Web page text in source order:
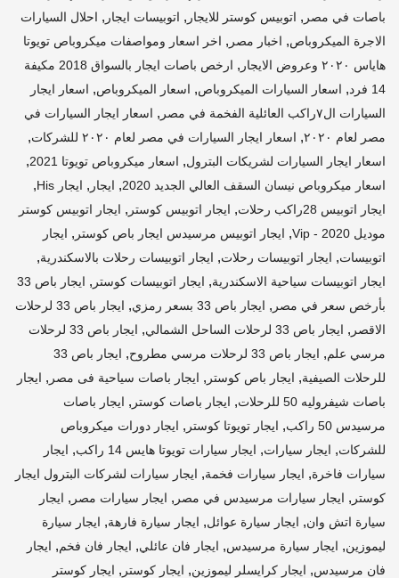
باصات في مصر , اتوبيس كوستر للايجار , اتوبيسات ايجار , احلال السيارات
الاجرة الميكروباص, اخبار مصر , اخر اسعار ومواصفات ميكروباص تويوتا
هاياس ٢٠٢٠ وعروض الايجار
,
ارخص باصات ايجار بالسواق 2018 مكيفة
14 فرد
, اسعار السيارات الميكروباص, اسعار الميكروباص, اسعار ايجار
السيارات ال٧راكب العائلية الفخمة في مصر
, اسعار ايجار السيارات في
مصر لعام ٢٠٢٠
, اسعار ايجار السيارات في مصر لعام ٢٠٢٠ للشركات ,
اسعار ايجار السيارات لشريكات البترول, اسعار ميكروباص تويوتا 2021 ,
اسعار ميكروباص نيسان السقف العالي الجديد 2020 , ايجار , ايجار His ,
ايجار اتوبيس 28راكب رحلات , ايجار اتوبيس كوستر , ايجار اتوبيس كوستر
موديل 2020 - Vip
, ايجار اتوبيس مرسيدس ايجار باص كوستر , ايجار
اتوبيسات, ايجار اتوبيسات رحلات, ايجار اتوبيسات رحلات بالاسكندرية,
ايجار اتوبيسات سياحية الاسكندرية, ايجار اتوبيسات كوستر ,
ايجار باص 33
بأرخص سعر في مصر , ايجار باص 33 بسعر رمزي ,
ايجار باص 33 لرحلات
الاقصر , ايجار باص 33 لرحلات الساحل الشمالي ,
ايجار باص 33 لرحلات
مرسي علم, ايجار باص 33 لرحلات مرسي مطروح ,
ايجار باص 33
للرحلات الصيفية, ايجار باص كوستر , ايجار باصات سياحية فى مصر , ايجار
باصات شيفروليه 50 للرحلات
, ايجار باصات كوستر , ايجار باصات
مرسيدس 50 راكب
, ايجار تويوتا كوستر , ايجار دورات ميكروباص
للشركات, ايجار سيارات, ايجار سيارات تويوتا هايس 14 راكب , ايجار
سيارات فاخرة, ايجار سيارات فخمة, ايجار سيارات لشركات البترول ايجار
كوستر , ايجار سيارات مرسيدس في مصر , ايجار سيارات مصر , ايجار
سيارة اتش وان, ايجار سيارة عوائل, ايجار سيارة فارهة, ايجار سيارة
ليموزين, ايجار سيارة مرسيدس, ايجار فان عائلي, ايجار فان فخم, ايجار
فان مرسيدس, ايجار كرايسلر ليموزين, ايجار كوستر , ايجار كوستر